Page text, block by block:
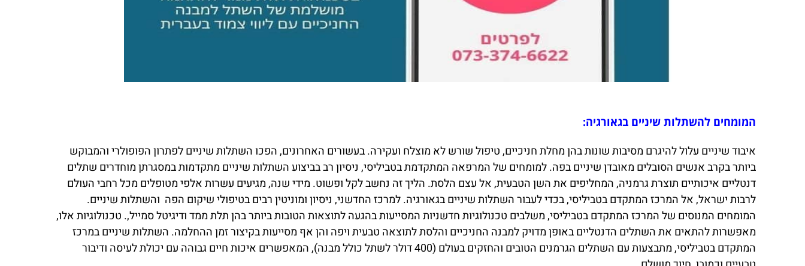
המומחים להשתלות שיניים בגאורגיה:
איבוד שיניים עלול להיגרם מסיבות שונות בהן מחלת חניכיים, טיפול שורש לא מוצלח ועקירה. בעשורים האחרונים, הפכו השתלות שיניים לפתרון הפופולרי והמבוקש
ביותר בקרב אנשים הסובלים מאובדן שיניים בפה. למומחים של המרפאה המתקדמת בטביליסי, ניסיון רב בביצוע השתלות שיניים מתקדמות במסגרתן מוחדרים שתלים
דנטליים איכותיים תוצרת גרמניה, המחליפים את השן הטבעית, אל עצם הלסת. הליך זה נחשב לקל ופשוט. מידי שנה, מגיעים עשרות אלפי מטופלים מכל רחבי העולם
לרבות ישראל, אל המרכז המתקדם בטביליסי, בכדי לעבור השתלות שיניים בגאורגיה. למרכז החדשני, ניסיון ומוניטין רבים בטיפולי שיקום הפה והשתלות שיניים.
המומחים המנוסים של המרכז המתקדם בטביליסי, משלבים טכנולוגיות חדשניות המסייעות בהגעה לתוצאות הטובות ביותר בהן תלת ממד ודיגיטל סמייל,. טכנולוגיות אלו,
מאפשרות להתאים את השתלים הדנטליים באופן מדויק למבנה החניכיים והלסת לתוצאה טבעית ויפה והן אף מסייעות בקיצור זמן ההחלמה. השתלות שיניים במרכז
המתקדם בטביליסי, מתבצעות עם השתלים הגרמנים הטובים והחזקים בעולם (400 דולר לשתל כולל מבנה), המאפשרים איכות חיים גבוהה עם יכולת לעיסה ודיבור